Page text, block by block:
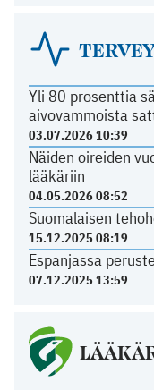
Yli 80 prosenttia
aivovammoista
03.07.2026 10:39
Näiden oireiden
lääkäriin
04.05.2026 08:52
Suomalaisen
15.12.2025 08:19
Espanjassa
07.12.2025 13:59